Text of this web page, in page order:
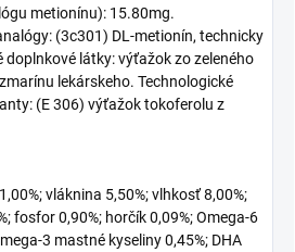
metionínu): 15.80mg.
(3c301) DL-metionín, technicky
látky: výťažok zo zeleného
lekárskeho. Technologické
(E 306) výťažok tokoferolu z
vláknina 5,50%; vlhkosť 8,00%;
fosfor 0,90%; horčík 0,09%; Omega-6
3 mastné kyseliny 0,45%; DHA